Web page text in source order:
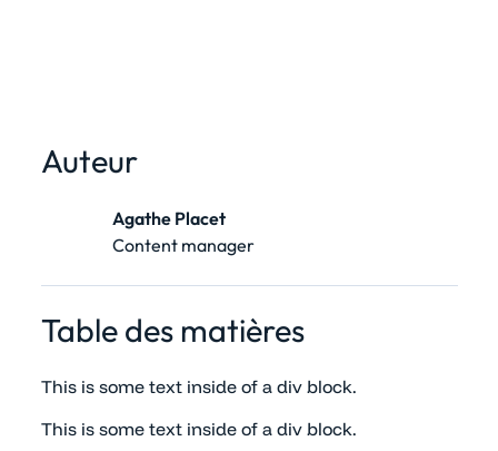
Auteur
Agathe Placet
Content manager
Table des matières
This is some text inside of a div block.
This is some text inside of a div block.